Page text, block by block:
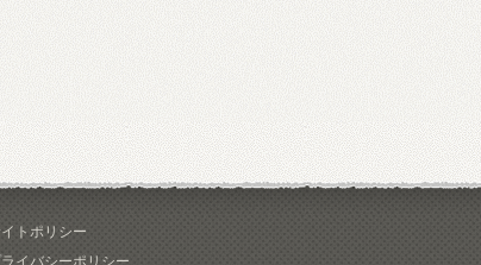
トポリシー
イバシーポリシー